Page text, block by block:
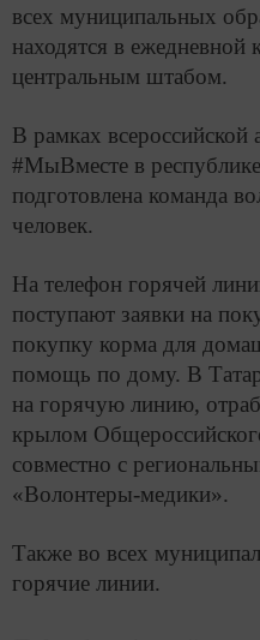
всех муниципальных
находятся в ежедневной
центральным штабом.
В рамках
#МыВместе в
подготовлена команда
человек.
На телефон горячей
поступают заявки на
покупку корма для
помощь по дому. В
на горячую линию,
крылом
совместно с
«Волонтеры-медики».
Также во всех
горячие линии.